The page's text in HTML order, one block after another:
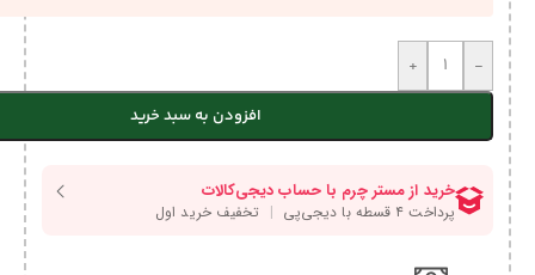
-
+
افزودن به سبد خرید